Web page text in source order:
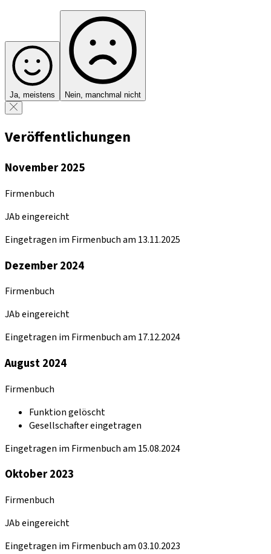
Ja, meistens Nein, manchmal nicht
Veröffentlichungen
November 2025
Firmenbuch
JAb eingereicht
Eingetragen im Firmenbuch am 13.11.2025
Dezember 2024
Firmenbuch
JAb eingereicht
Eingetragen im Firmenbuch am 17.12.2024
August 2024
Firmenbuch
Funktion gelöscht
Gesellschafter eingetragen
Eingetragen im Firmenbuch am 15.08.2024
Oktober 2023
Firmenbuch
JAb eingereicht
Eingetragen im Firmenbuch am 03.10.2023